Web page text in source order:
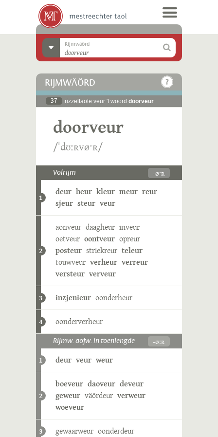
Rijmwäörd
RIJMWÄÖRD
37 rizzeltaote veur 't woord doorveur
doorveur
/ˈdʊːʀvøˑʀ/
Volrijm -øˑʀ
1
deur heur kleur meur reur
sjeur steur veur
2
aonveur daagheur inveur
oetveur oontveur opreur
posteur striekreur teleur
touwveur verheur verreur
versteur verveur
3 inzjenieur oonderheur
4 oonderverheur
Rijmw. aofw. in toenlengde -øːʀ
1 deur veur weur
2
boeveur daoveur deveur
geweur väördeur verweur
woeveur
3 gewaarweur oonderdeur